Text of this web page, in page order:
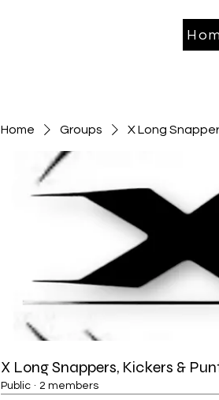
Home Groups X Long
X Long Snappers, Kickers &
Public · 2 members